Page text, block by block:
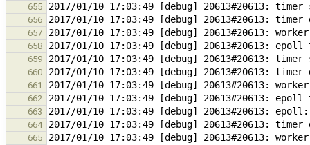
655
656
657
658
659
660
661
662
663
664
665